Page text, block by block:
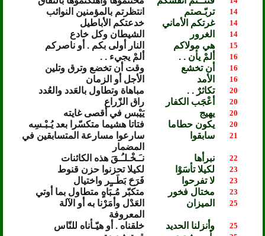
14 تربّـصتم انتظرتم بالمؤمنين النوائب
14 غرتكم الأماني خدعتكم الأباطيل
14 الغرور الشيطان وكل خادع
15 هي مولاكم النار أولى بكم . أو ناصركم
16 ألمْ يأن . . ألمْ يجيء . .
16 أن تخشع وقت أن تخضع وترق وتلين
16 الأمد الأجل أو الزمان
20 تكاثرٌ . . مباهاة وتطاول بالعَدد والعُدد
20 أعْجَب الكفار راق الزّراع
20 يهيج يَيْبس في أقصى غايته
20 يكون حطاما فتاتا هشيما متكسّرا بعد يُـبْـسِه
21 سابقوا
سارعوا مسارعة المتسابقين في
المضمار
22 نبرأها نـَـخْـلـُـقَ هذه الكائنات
23 لكيلا تأسَوْا لكيلا تحزنوا حزن قنوط
23 لا تفرحوا فَرَحَ بَطَــٍر واختيال
23 مختال فخور متكبّر مُـبَاهٍ متطاول بما أوتي
25 الميزان
العَدْل وأمَرْنا به أو الآلة
المعروفة
25 وأنزلنا الحديد خلقناه . أو هيّـأناه للنّاس